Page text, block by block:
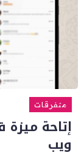
متفرقات
إتاحة
ويب